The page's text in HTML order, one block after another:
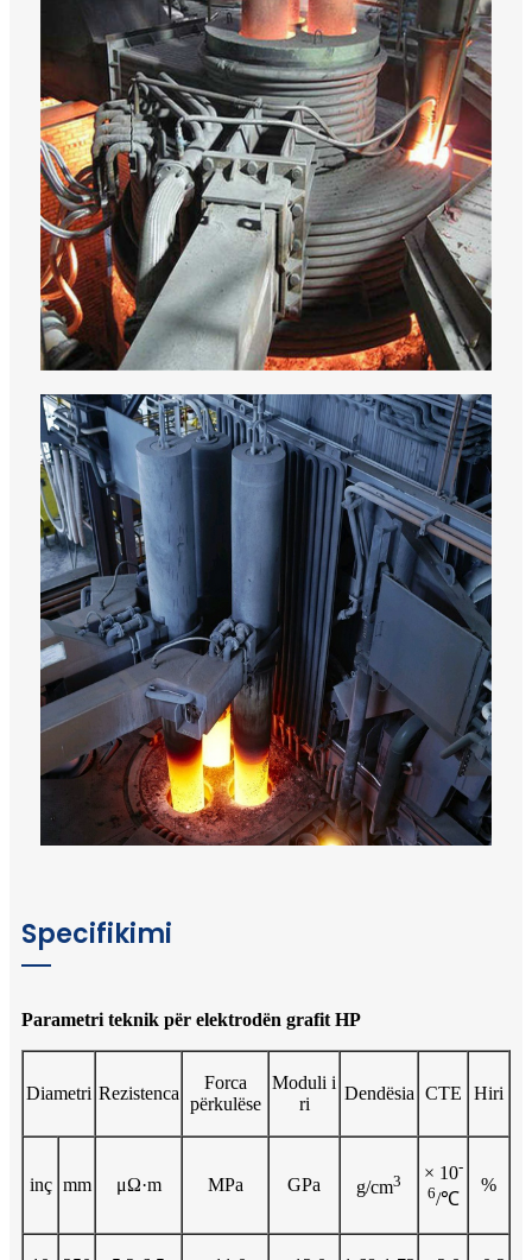
Specifikimi
Parametri teknik për elektrodën grafit HP
Diametri Rezistenca
Forca
përkulëse
Moduli i
ri
Dendësia CTE Hiri
inç mm μΩ·m MPa GPa g/cm3 × 10-
6/℃
%